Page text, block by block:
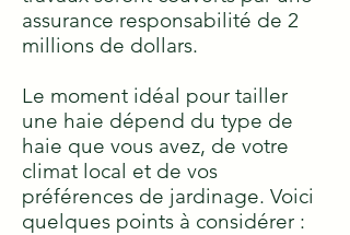
assurance responsabilité de 2
millions de dollars.
Le moment idéal pour tailler
une haie dépend du type de
haie que vous avez, de votre
climat local et de vos
préférences de jardinage. Voici
quelques points à considérer :